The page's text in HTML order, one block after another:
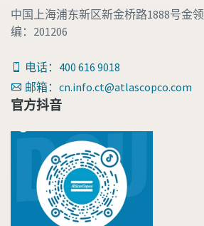
中国上海浦东新区新金桥路1888号金
编：201206
电话：400 616 9018
邮箱：cn.info.ct@atlascopco.com
官方抖音